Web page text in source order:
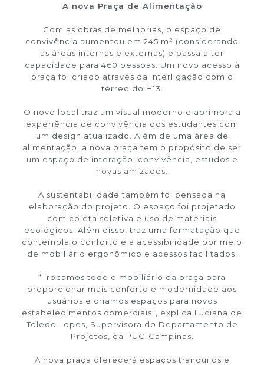
A nova Praça de Alimentação
Com as obras de melhorias, o espaço de
convivência aumentou em 245 m² (considerando
as áreas internas e externas) e passa a ter
capacidade para 460 pessoas. Um novo acesso à
praça foi criado através da interligação com o
térreo do H13.
O novo local traz um visual moderno e aprimora a
experiência de convivência dos estudantes com
um design atualizado. Além de uma área de
alimentação, a nova praça tem o propósito de ser
um espaço de interação, convivência, estudos e
novas amizades.
A sustentabilidade também foi pensada na
elaboração do projeto. O espaço foi projetado
com coleta seletiva e uso de materiais
ecológicos. Além disso, traz uma formatação que
contempla o conforto e a acessibilidade por meio
de mobiliário ergonômico e acessos facilitados.
“Trocamos todo o mobiliário da praça para
proporcionar mais conforto e modernidade aos
usuários e criamos espaços para novos
estabelecimentos comerciais”, explica Luciana de
Toledo Lopes, Supervisora do Departamento de
Projetos, da PUC-Campinas.
A nova praça oferecerá espaços tranquilos e